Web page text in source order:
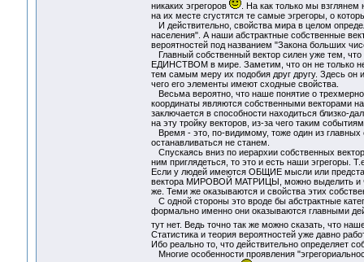
никаких эгрегоров
. На как только мы взглянем
на их месте сгустятся те самые эгрегоры, о
И действительно, свойства мира в целом
населения". А наши абстрактные собственные
вероятностей под названием "Закона больших
Главный собственный вектор силен уже тем,
ЕДИНСТВОМ в мире. Заметим, что он не только
тем самым меру их подобия друг другу. Здесь
чего его элементы имеют сходные свойства.
Весьма вероятно, что наше понятие о
координаты являются собственными
заключается в способности находиться близко-
на эту тройку векторов, из-за чего таким
Время - это, по-видимому, тоже один из главных
останавливаться не станем.
Спускаясь вниз по иерархии собственных
ним приглядеться, то это и есть наши эгрегоры.
Если у людей имеются ОБЩИЕ мысли или
вектора МИРОВОЙ МАТРИЦЫ, можно выделить и
же. Теми же оказываются и свойства этих
С одной стороны это вроде бы абстрактные
формально именно они оказываются главными
тут нет. Ведь точно так же можно сказать, что
Статистика и теория вероятностей уже давно
Ибо реально то, что действительно определяет
Многие особенности проявления